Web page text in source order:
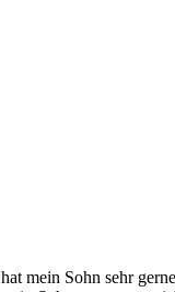
mein Sohn sehr